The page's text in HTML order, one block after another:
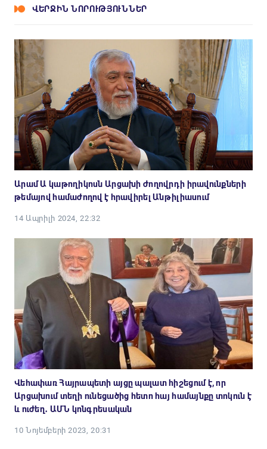
ՎԵՐՋԻՆ ՆՈՐՈՒԹՅՈՒՆՆԵՐ
Արամ Ա կաթողիկոսն Արցախի ժողովրդի իրավունքների
թեմայով համաժողով է հրավիրել Անթիլիասում
14 Ապրիլի 2024, 22:32
Վեհափառ Հայրապետի այցը պալատ հիշեցում է, որ
Արցախում տեղի ունեցածից հետո հայ համայնքը տոկուն է
և ուժեղ․ ԱՄՆ կոնգրեսական
10 Նոյեմբերի 2023, 20:31